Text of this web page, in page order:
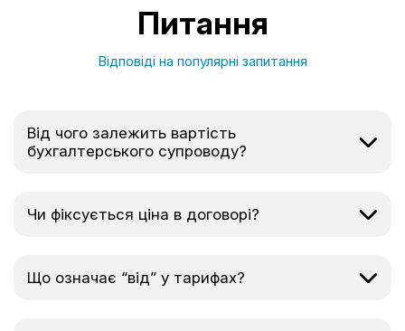
Питання
Відповіді на популярні запитання
Від чого залежить вартість
бухгалтерського супроводу?
Чи фіксується ціна в договорі?
Що означає “від” у тарифах?